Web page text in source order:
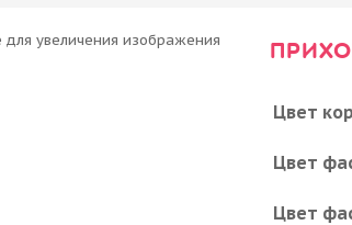
Цвет
Цвет
Цвет